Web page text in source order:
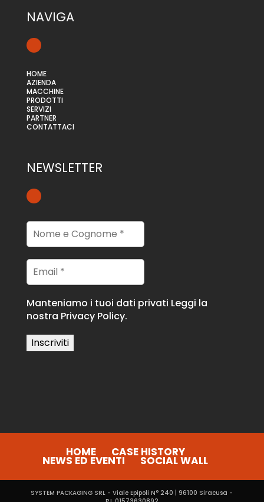
NAVIGA
HOME
AZIENDA
MACCHINE
PRODOTTI
SERVIZI
PARTNER
CONTATTACI
NEWSLETTER
Manteniamo i tuoi dati privati Leggi la
nostra Privacy Policy.
HOME CASE HISTORY
NEWS ED EVENTI SOCIAL WALL
SYSTEM PACKAGING SRL - Viale Epipoli N° 240 | 96100 Siracusa -